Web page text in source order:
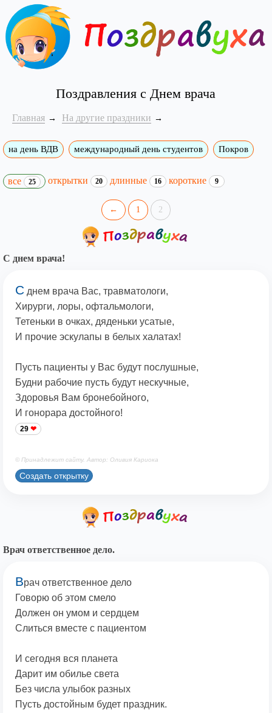
Поздравления с Днем врача
Главная На другие праздники
на день ВДВ международный день студентов Покров
все 25 открытки 20 длинные 16 короткие 9
← 1 2
С днем врача!
С днем врача Вас, травматологи,
Хирурги, лоры, офтальмологи,
Тетеньки в очках, дяденьки усатые,
И прочие эскулапы в белых халатах!
Пусть пациенты у Вас будут послушные,
Будни рабочие пусть будут нескучные,
Здоровья Вам бронебойного,
И гонорара достойного!
29
© Принадлежит сайту. Автор: Оливия Кариока
Создать открытку
Врач ответственное дело.
Врач ответственное дело
Говорю об этом смело
Должен он умом и сердцем
Слиться вместе с пациентом
И сегодня вся планета
Дарит им обилье света
Без числа улыбок разных
Пусть достойным будет праздник.